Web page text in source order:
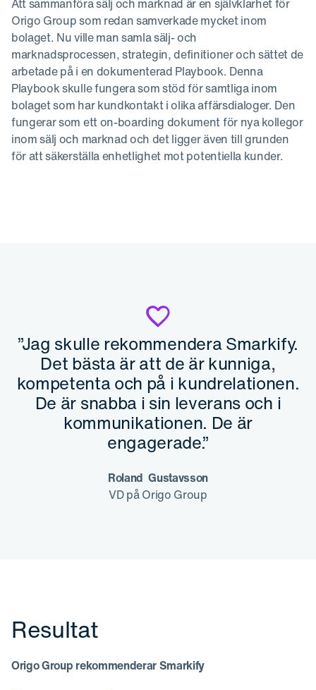
Att sammanföra sälj och marknad är en självklarhet för
Origo Group som redan samverkade mycket inom
bolaget. Nu ville man samla sälj- och
marknadsprocessen, strategin, definitioner och sättet de
arbetade på i en dokumenterad Playbook. Denna
Playbook skulle fungera som stöd för samtliga inom
bolaget som har kundkontakt i olika affärsdialoger. Den
fungerar som ett on-boarding dokument för nya kollegor
inom sälj och marknad och det ligger även till grunden
för att säkerställa enhetlighet mot potentiella kunder.
”Jag skulle rekommendera Smarkify.
Det bästa är att de är kunniga,
kompetenta och på i kundrelationen.
De är snabba i sin leverans och i
kommunikationen. De är
engagerade.”
Roland Gustavsson
VD på Origo Group
Resultat
Origo Group rekommenderar Smarkify